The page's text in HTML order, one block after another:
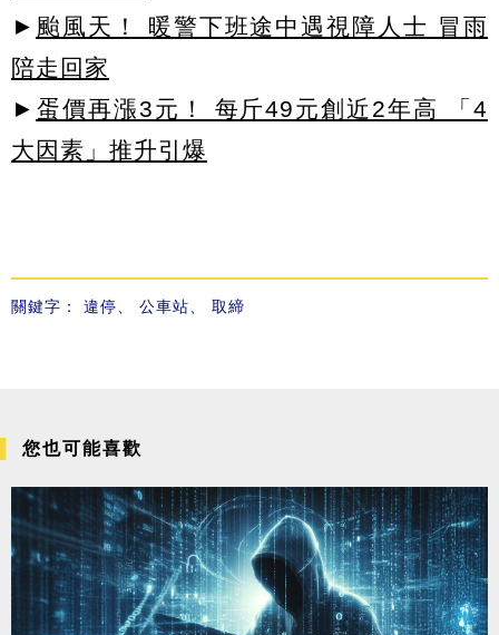
► 颱風天！ 暖警下班途中遇視障人士 冒雨
陪走回家
► 蛋價再漲3元！ 每斤49元創近2年高 「4
大因素」推升引爆
關鍵字： 違停、 公車站、 取締
您也可能喜歡